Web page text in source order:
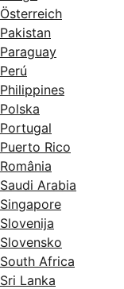
Österreich
Pakistan
Paraguay
Perú
Philippines
Polska
Portugal
Puerto Rico
România
Saudi Arabia
Singapore
Slovenija
Slovensko
South Africa
Sri Lanka